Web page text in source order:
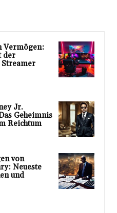
Vermögen:
der
Jr.
Geheimnis
Reichtum
von
Neueste
und